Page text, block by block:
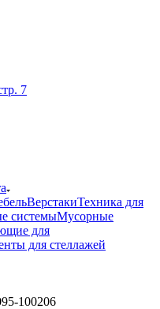
7
ВерстакиТехника для
системыМусорные
для
для стеллажей
100206